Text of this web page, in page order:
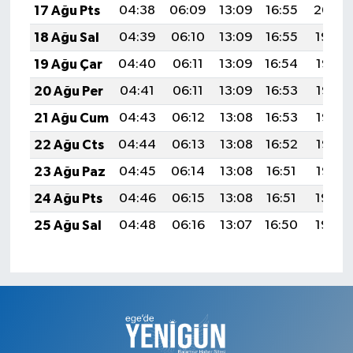
17 Ağu Pts
04:38 06:09 13:09 16:55
20:00
18 Ağu Sal
04:39 06:10 13:09 16:55
19:59
19 Ağu Çar
04:40 06:11 13:09 16:54
19:57
20 Ağu Per
04:41 06:11 13:09 16:53
19:56
21 Ağu Cum
04:43 06:12 13:08 16:53
19:55
22 Ağu Cts
04:44 06:13 13:08 16:52
19:53
23 Ağu Paz
04:45 06:14 13:08 16:51
19:52
24 Ağu Pts
04:46 06:15 13:08 16:51
19:50
25 Ağu Sal
04:48 06:16 13:07 16:50 19:49